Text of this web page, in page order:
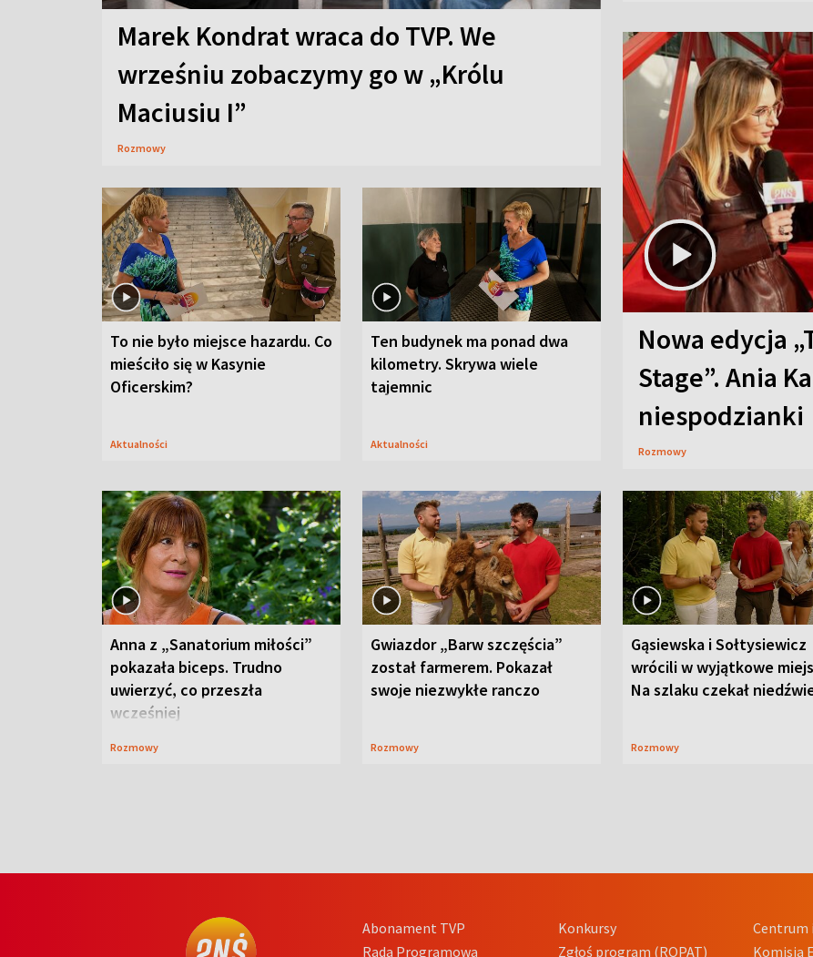
Marek Kondrat wraca do TVP. We
wrześniu zobaczymy go w „Królu
Maciusiu I”
Rozmowy
To nie było miejsce hazardu. Co
mieściło się w Kasynie
Oficerskim?
Aktualności
Ten budynek ma ponad dwa
kilometry. Skrywa wiele
tajemnic
Aktualności
Nowa edycja
Stage”. Ania
niespodzianki
Rozmowy
Anna z „Sanatorium miłości”
pokazała biceps. Trudno
uwierzyć, co przeszła
wcześniej
Rozmowy
Gwiazdor „Barw szczęścia”
został farmerem. Pokazał
swoje niezwykłe ranczo
Rozmowy
Gąsiewska i Sołtysiewicz
wrócili w wyjątkowe
Na szlaku czekał
Rozmowy
Abonament TVP
Rada Programowa
Konkursy
Zgłoś program (ROPAT)
Centrum
Komisja